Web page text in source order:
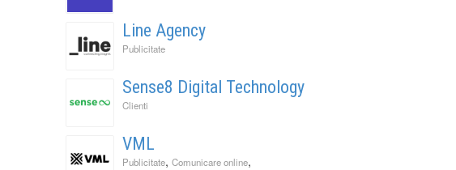
Line Agency
Publicitate
Sense8 Digital Technology
Clienti
VML
Publicitate, Comunicare online,